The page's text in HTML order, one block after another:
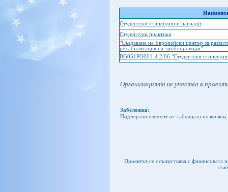
Студентски стипендии и награди
Студентски практики
"Създаване на Европейски център за
рехабилитация на тръбопроводи"
BG051PO001-4.2.06 "Студентски
Организацията не участва в
Забележка:
Подчертан елемент от таблицата
Проектът се осъществява с финансовата